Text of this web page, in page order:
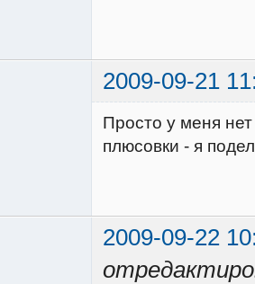
2009-09-21
Просто у меня
плюсовки - я
2009-09-22